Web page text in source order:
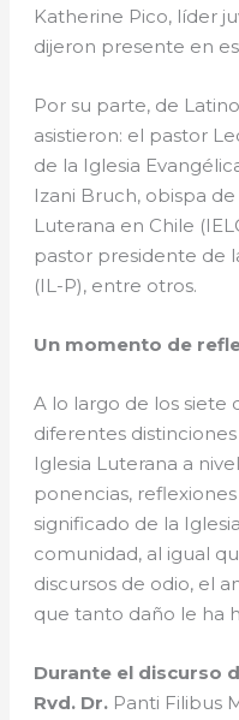
Katherine Pico, líder
dijeron presente en
Por su parte, de
asistieron: el pastor
de la Iglesia
Izani Bruch, obispa
Luterana en Chile
pastor presidente de
(IL-P), entre otros.
Un momento de
A lo largo de los siete
diferentes
Iglesia Luterana a
ponencias,
significado de la
comunidad, al igual
discursos de odio, el
que tanto daño le ha
Durante el discurso
Rvd. Dr. Panti Filibus